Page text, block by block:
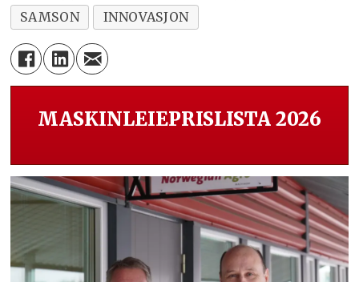
SAMSON INNOVASJON
MASKINLEIEPRISLISTA 2026